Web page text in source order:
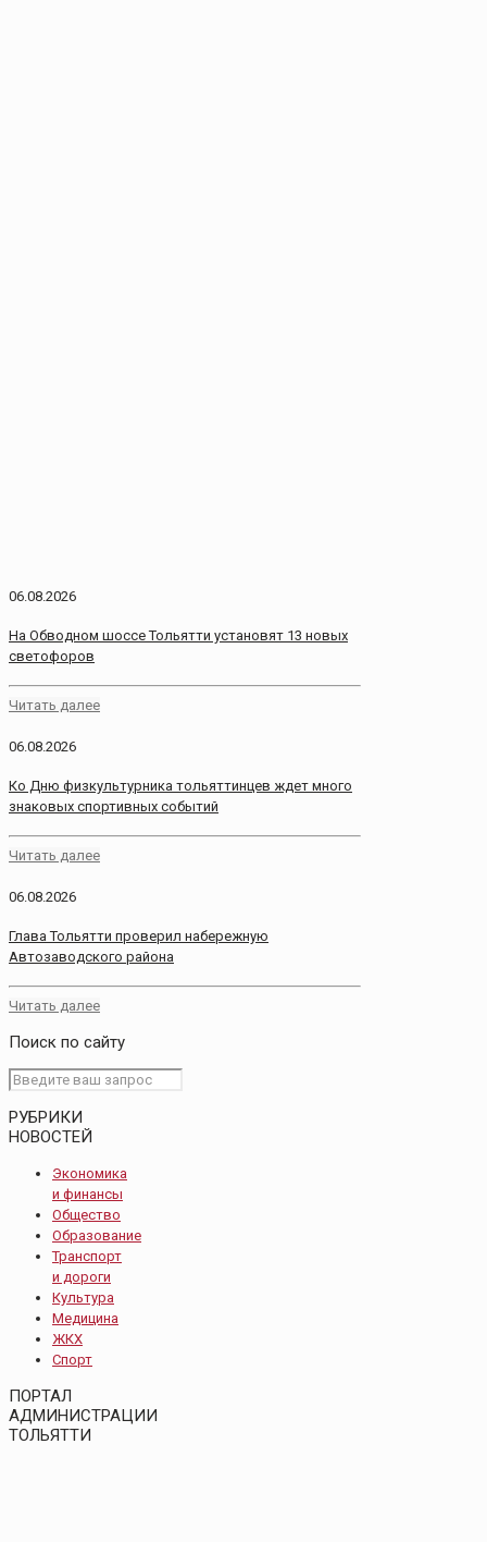
06.08.2026
На Обводном шоссе Тольятти установят 13 новых
светофоров
Читать далее
06.08.2026
Ко Дню физкультурника тольяттинцев ждет много
знаковых спортивных событий
Читать далее
06.08.2026
Глава Тольятти проверил набережную
Автозаводского района
Читать далее
Поиск по сайту
РУБРИКИ
НОВОСТЕЙ
Экономика
и финансы
Общество
Образование
Транспорт
и дороги
Культура
Медицина
ЖКХ
Спорт
ПОРТАЛ
АДМИНИСТРАЦИИ
ТОЛЬЯТТИ